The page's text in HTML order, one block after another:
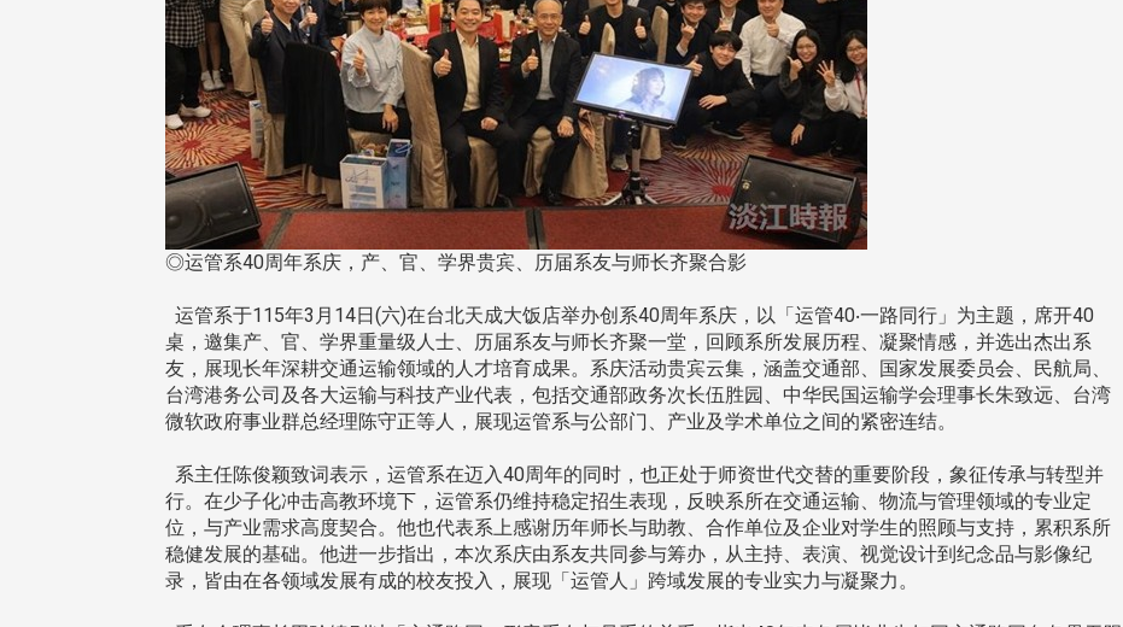
◎运管系40周年系庆，产、官、学界贵宾、历届系友与师长齐聚合影
运管系于115年3月14日(六)在台北天成大饭店举办创系40周年系庆，以「运管40‧一路同行」为主题，席开40
桌，邀集产、官、学界重量级人士、历届系友与师长齐聚一堂，回顾系所发展历程、凝聚情感，并选出杰出系
友，展现长年深耕交通运输领域的人才培育成果。系庆活动贵宾云集，涵盖交通部、国家发展委员会、民航局、
台湾港务公司及各大运输与科技产业代表，包括交通部政务次长伍胜园、中华民国运输学会理事长朱致远、台湾
微软政府事业群总经理陈守正等人，展现运管系与公部门、产业及学术单位之间的紧密连结。
系主任陈俊颖致词表示，运管系在迈入40周年的同时，也正处于师资世代交替的重要阶段，象征传承与转型并
行。在少子化冲击高教环境下，运管系仍维持稳定招生表现，反映系所在交通运输、物流与管理领域的专业定
位，与产业需求高度契合。他也代表系上感谢历年师长与助教、合作单位及企业对学生的照顾与支持，累积系所
稳健发展的基础。他进一步指出，本次系庆由系友共同参与筹办，从主持、表演、视觉设计到纪念品与影像纪
录，皆由在各领域发展有成的校友投入，展现「运管人」跨域发展的专业实力与凝聚力。